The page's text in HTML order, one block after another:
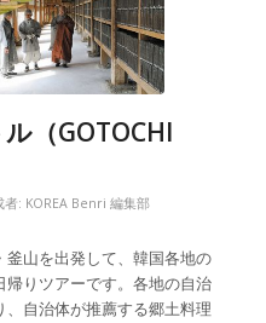
（GOTOCHI
者: KOREA Benri 編集部
山を出発して、韓国各地の
りツアーです。各地の自治
自治体が推薦する郷土料理